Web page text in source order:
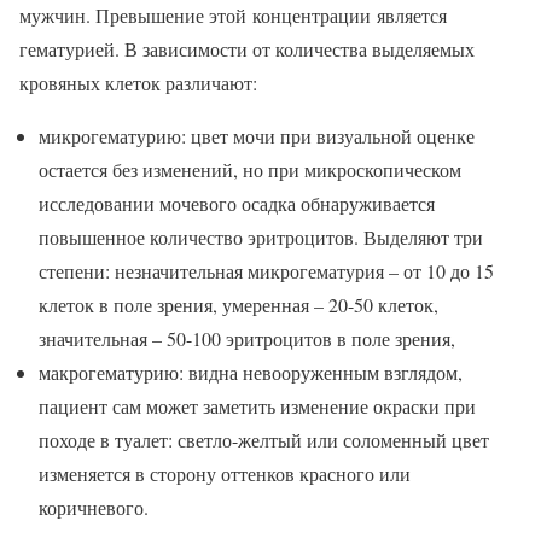
мужчин. Превышение этой концентрации является
гематурией. В зависимости от количества выделяемых
кровяных клеток различают:
микрогематурию: цвет мочи при визуальной оценке
остается без изменений, но при микроскопическом
исследовании мочевого осадка обнаруживается
повышенное количество эритроцитов. Выделяют три
степени: незначительная микрогематурия – от 10 до 15
клеток в поле зрения, умеренная – 20-50 клеток,
значительная – 50-100 эритроцитов в поле зрения,
макрогематурию: видна невооруженным взглядом,
пациент сам может заметить изменение окраски при
походе в туалет: светло-желтый или соломенный цвет
изменяется в сторону оттенков красного или
коричневого.